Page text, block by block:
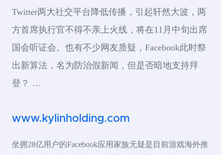
Twitter两大社交平台降低传播，引起轩然大波，两
方首席执行官不得不亲上火线，将在11月中旬出席
国会听证会。也有不少网友质疑，Facebook此时祭
出新算法，名为防治假新闻，但是否暗地支持拜
登？ …
www.kylinholding.com
坐拥28亿用户的Facebook应用家族无疑是目前游戏海外推